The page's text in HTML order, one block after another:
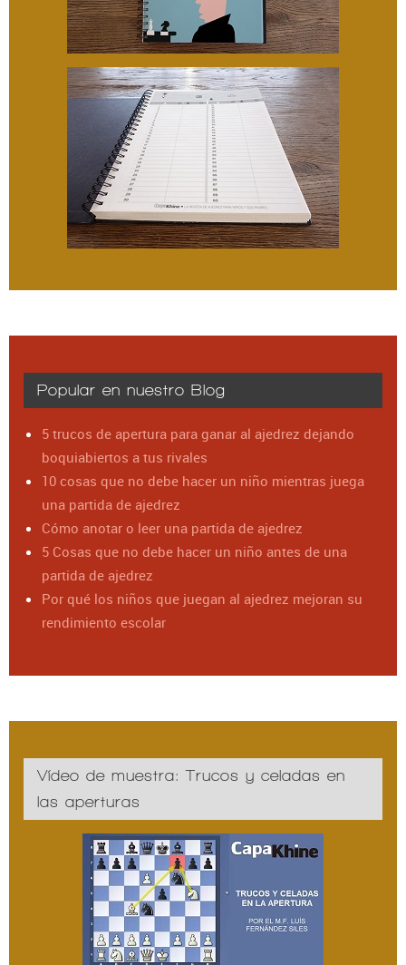
Popular en nuestro Blog
5 trucos de apertura para ganar al ajedrez dejando
boquiabiertos a tus rivales
10 cosas que no debe hacer un niño mientras juega
una partida de ajedrez
Cómo anotar o leer una partida de ajedrez
5 Cosas que no debe hacer un niño antes de una
partida de ajedrez
Por qué los niños que juegan al ajedrez mejoran su
rendimiento escolar
Vídeo de muestra: Trucos y celadas en
las aperturas